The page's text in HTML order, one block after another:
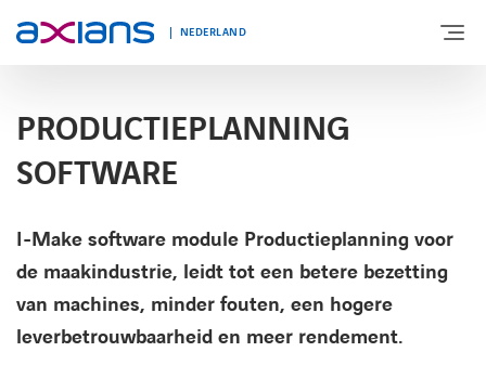
NEDERLAND
OVER AXIANS
MARKTSEGMENT
NIEUWS & INSPIRATIE
PRODUCTIEPLANNING
SOFTWARE
I-Make software module Productieplanning voor
de maakindustrie, leidt tot een betere bezetting
van machines, minder fouten, een hogere
leverbetrouwbaarheid en meer rendement.